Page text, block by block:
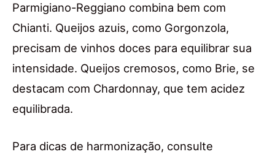
Parmigiano-Reggiano combina bem com
Chianti. Queijos azuis, como Gorgonzola,
precisam de vinhos doces para equilibrar sua
intensidade. Queijos cremosos, como Brie, se
destacam com Chardonnay, que tem acidez
equilibrada.
Para dicas de harmonização, consulte